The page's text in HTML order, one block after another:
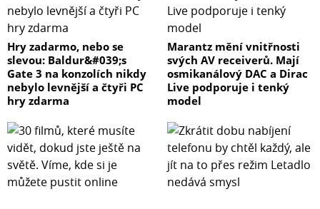
Hry zadarmo, nebo se
slevou: Baldur&#039;s
Gate 3 na konzolích nikdy
nebylo levnější a čtyři PC
hry zdarma
Marantz mění vnitřnosti
svých AV receiverů. Mají
osmikanálový DAC a Dirac
Live podporuje i tenký
model